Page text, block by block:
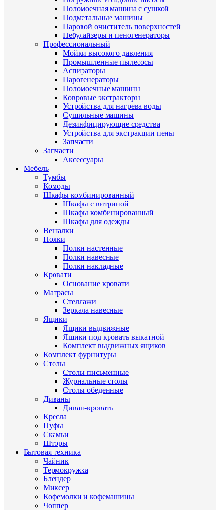
Поломоечная машина с сушкой
Подметальные машины
Паровой очиститель поверхностей
Небулайзеры и пеногенераторы
Профессиональный
Мойки высокого давления
Промышленные пылесосы
Аспираторы
Парогенераторы
Поломоечные машины
Ковровые экстракторы
Устройства для нагрева воды
Сушильные машины
Дезинфицирующие средства
Устройства для экстракции пены
Запчасти
Запчасти
Аксессуары
Мебель
Тумбы
Комоды
Шкафы комбинированный
Шкафы с витриной
Шкафы комбинированный
Шкафы для одежды
Вешалки
Полки
Полки настенные
Полки навесные
Полки накладные
Кровати
Основание кровати
Матрасы
Стеллажи
Зеркала навесные
Ящики
Ящики выдвижные
Ящики под кровать выкатной
Комплект выдвижных ящиков
Комплект фурнитуры
Столы
Столы письменные
Журнальные cтолы
Столы обеденные
Диваны
Диван-кровать
Кресла
Пуфы
Скамьи
Шторы
Бытовая техника
Чайник
Термокружка
Блендер
Миксер
Кофемолки и кофемашины
Чоппер